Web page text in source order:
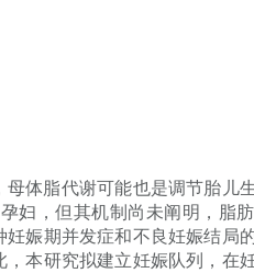
体脂代谢可能也是调节胎儿
妇，但其机制尚未阐明，脂
娠期并发症和不良妊娠结局
本研究拟建立妊娠队列，在